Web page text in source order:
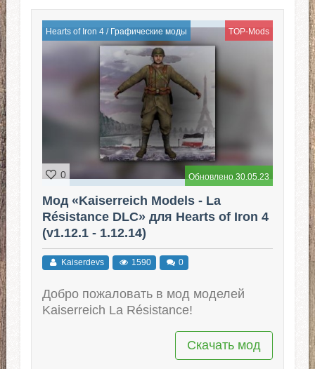
Hearts of Iron 4/ Графические моды TOP-Mods
Обновлено 30.05.23
0
Мод «Kaiserreich Models - La
Résistance DLC» для Hearts of Iron 4
(v1.12.1 - 1.12.14)
Kaiserdevs 1590 0
Добро пожаловать в мод моделей
Kaiserreich La Résistance!
Скачать мод